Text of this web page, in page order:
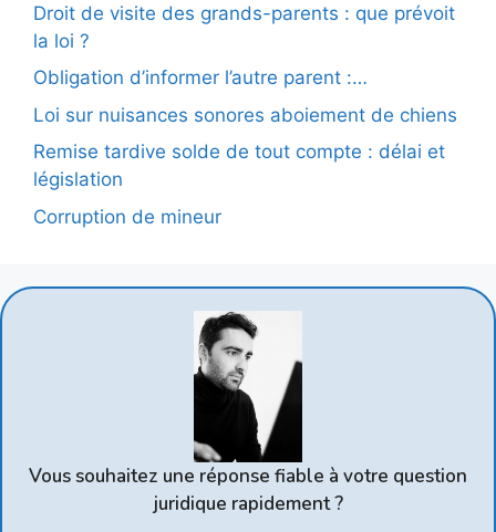
Droit de visite des grands-parents : que prévoit
la loi ?
Obligation d’informer l’autre parent :…
Loi sur nuisances sonores aboiement de chiens
Remise tardive solde de tout compte : délai et
législation
Corruption de mineur
Vous souhaitez une réponse fiable à votre question
juridique rapidement ?